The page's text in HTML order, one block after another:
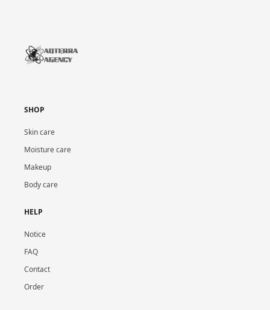
SHOP
Skin care
Moisture care
Makeup
Body care
HELP
Notice
FAQ
Contact
Order